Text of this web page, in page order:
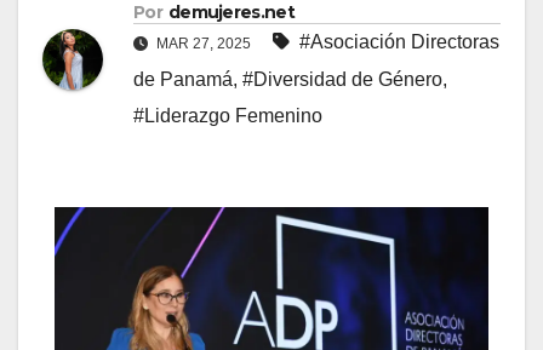
Por demujeres.net
MAR 27, 2025
#Asociación Directoras
de Panamá, #Diversidad de Género,
#Liderazgo Femenino